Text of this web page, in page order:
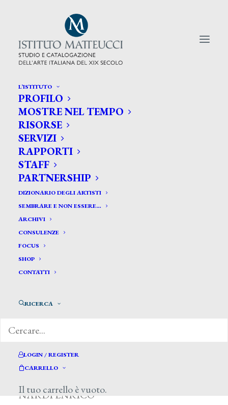
L’ISTITUTO
PROFILO
MOSTRE NEL TEMPO
RISORSE
SERVIZI
RAPPORTI
STAFF
PARTNERSHIP
DIZIONARIO DEGLI ARTISTI
SEMBRARE E NON ESSERE…
ARCHIVI
CONSULENZE
FOCUS
SHOP
CONTATTI
RICERCA
LOGIN / REGISTER
CARRELLO
Il tuo carrello è vuoto.
CERCA TRA GLI ARTISTI:
Search
for:
Nardi Enrico *
NARDI ENRICO